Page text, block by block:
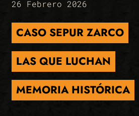
26 Febrero 2026
CASO SEPUR ZARCO
LAS QUE LUCHAN
MEMORIA HISTÓRICA